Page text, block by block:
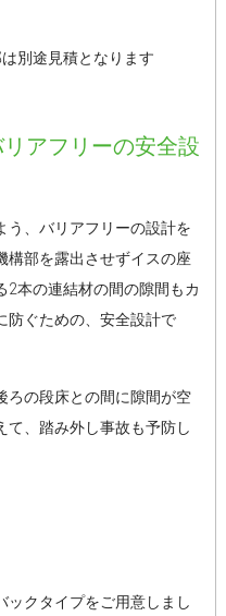
別途見積となります
アフリーの安全設
う、バリアフリーの設計を
構部を露出させずイスの座
2本の連結材の間の隙間もカ
防ぐための、安全設計で
ろの段床との間に隙間が空
て、踏み外し事故も予防し
ックタイプをご用意しまし